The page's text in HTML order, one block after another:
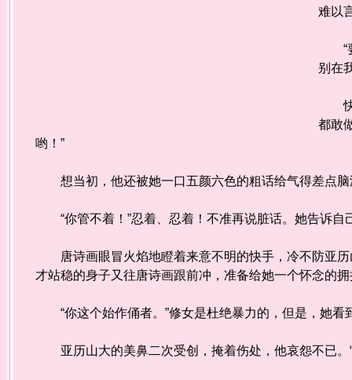
难以
“要
别在
快
都敢
哟！”
想当初，他还被她一口五颜六色的粗话给气得差点脑
“你管不着！”忍着、忍着！不准再说脏话。她告诉自
唐诗画眼冒火焰地瞪着来意不明的快手，冷不防亚历
才站稳的身子又往唐诗画跟前冲，准备给她一个怀念的
“你这个始作俑者。”修女是杜绝暴力的，但是，她看
亚历山大的美鼻二次受创，掩着伤处，他哀怨不已。